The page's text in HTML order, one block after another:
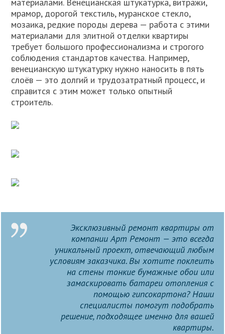
материалами. Венецианская штукатурка, витражи,
мрамор, дорогой текстиль, муранское стекло,
мозаика, редкие породы дерева — работа с этими
материалами для элитной отделки квартиры
требует большого профессионализма и строгого
соблюдения стандартов качества. Например,
венецианскую штукатурку нужно наносить в пять
слоёв — это долгий и трудозатратный процесс, и
справится с этим может только опытный
строитель.
Эксклюзивный ремонт квартиры от
компании Арт Ремонт — это всегда
уникальный проект, отвечающий любым
условиям заказчика. Вы хотите поклеить
на стены тонкие бумажные обои или
замаскировать батареи отопления с
помощью гипсокартона? Наши
специалисты помогут подобрать
решение, подходящее именно для вашей
квартиры.